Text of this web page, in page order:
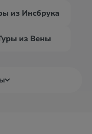
из Инсбрука
из Вены